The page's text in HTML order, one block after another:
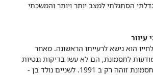
הסתגלתי למצב יותר ויותר והמשכתי
עיוור
באמצע שנות ה- 20 לחייו הוא נישא לרעייתו הראשונה. מאחר
לתסמונת, הם לא עשו בדיקות גנטיות
לגילויה (הגן הגורם לתסמונת זוהה רק ב 1991. לשניים נולד בן -